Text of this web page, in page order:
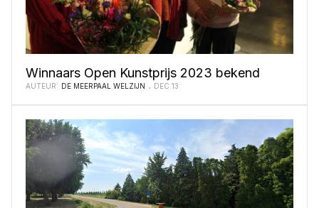
Winnaars Open Kunstprijs 2023 bekend
AUTEUR: DE MEERPAAL WELZIJN DEC 13